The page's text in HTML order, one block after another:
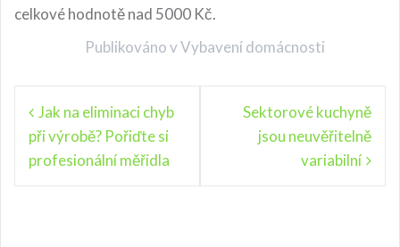
celkové hodnotě nad 5000 Kč.
Publikováno vVybavení domácnosti
Jak na eliminaci chyb
při výrobě? Pořiďte si
profesionální měřidla
Sektorové kuchyně
jsou neuvěřitelně
variabilní